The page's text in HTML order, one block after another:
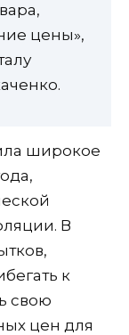
цены»,
широкое
В
к
свою
цен для